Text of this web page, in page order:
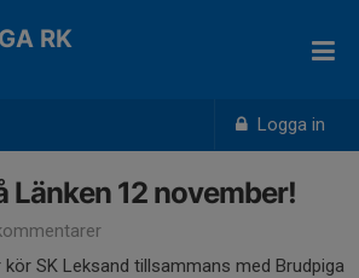
Logga in
RK
Länken 12 november!
SK Leksand tillsammans med Brudpiga